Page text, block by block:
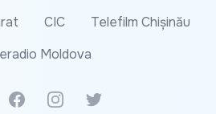
CIC
Telefilm Chișinău
Moldova
News
FacebookInstagramTwitter